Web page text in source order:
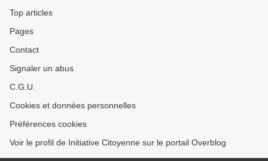
Top articles
Pages
Contact
Signaler un abus
C.G.U.
Cookies et données personnelles
Préférences cookies
Voir le profil de Initiative Citoyenne sur le portail Overblog